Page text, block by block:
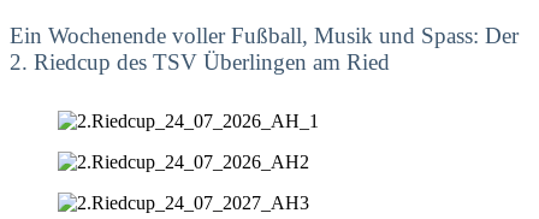
Ein Wochenende voller Fußball, Musik und Spass: Der
2. Riedcup des TSV Überlingen am Ried